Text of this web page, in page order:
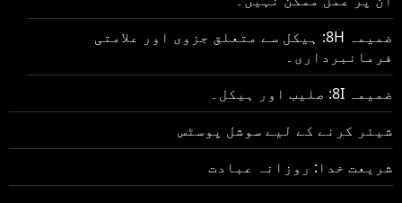
ضمیمہ 8H: ہیکل سے متعلق جزوی اور علامتی
فرمانبرداری۔
ضمیمہ 8I: صلیب اور ہیکل۔
شیئر کرنے کے لیے سوشل پوسٹس
شریعت خدا: روزانہ عبادت